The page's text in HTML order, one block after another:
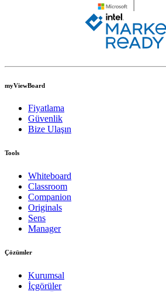
myViewBoard
Fiyatlama
Güvenlik
Bize Ulaşın
Tools
Whiteboard
Classroom
Companion
Originals
Sens
Manager
Çözümler
Kurumsal
İçgörüler